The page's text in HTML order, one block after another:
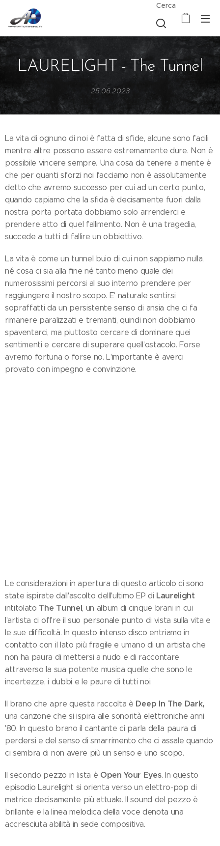
Cerca
LAURELIGHT - The Tunnel
25.06.2023
La vita di ognuno di noi è fatta di sfide, alcune sono facili
mentre altre possono essere estremamente dure. Non è
possibile vincere sempre. Una cosa da tenere a mente è
che per quanti sforzi noi facciamo non è assolutamente
detto che avremo successo per cui ad un certo punto,
quando capiamo che la sfida è decisamente fuori dalla
nostra porta portata dobbiamo solo arrenderci e
prendere atto di quel fallimento. Non è una tragedia,
succede a tutti di fallire un obbiettivo.
La vita è come un tunnel buio di cui non sappiamo nulla,
né cosa ci sia alla fine né tanto meno quale dei
numerosissimi percorsi al suo interno prendere per
raggiungere il nostro scopo. E' naturale sentirsi
sopraffatti da un persistente senso di ansia che ci fa
rimanere paralizzati e tremanti, quindi non dobbiamo
spaventarci, ma piuttosto cercare di dominare quei
sentimenti e cercare di superare quell'ostacolo. Forse
avremo fortuna o forse no. L'importante è averci
provato con impegno e convinzione.
Le considerazioni in apertura di questo articolo ci sono
state ispirate dall'ascolto delll'ultimo EP di Laurelight
intitolato The Tunnel, un album di cinque brani in cui
l'artista ci offre il suo personale punto di vista sulla vita e
le sue difficoltà. In questo intenso disco entriamo in
contatto con il lato più fragile e umano di un artista che
non ha paura di mettersi a nudo e di raccontare
attraverso la sua potente musica quelle che sono le
incertezze, i dubbi e le paure di tutti noi.
Il brano che apre questa raccolta è Deep In The Dark,
una canzone che si ispira alle sonorità elettroniche anni
'80. In questo brano il cantante ci parla della paura di
perdersi e del senso di smarrimento che ci assale quando
ci sembra di non avere più un senso e uno scopo.
Il secondo pezzo in lista è Open Your Eyes. In questo
episodio Laurelight si orienta verso un elettro-pop di
matrice decisamente più attuale. Il sound del pezzo è
brillante e la linea melodica della voce denota una
accresciuta abilità in sede compositiva.